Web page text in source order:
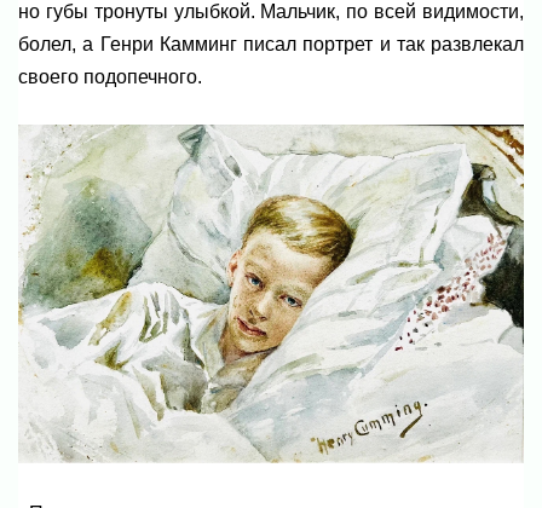
но губы тронуты улыбкой. Мальчик, по всей видимости,
болел, а Генри Камминг писал портрет и так развлекал
своего подопечного.